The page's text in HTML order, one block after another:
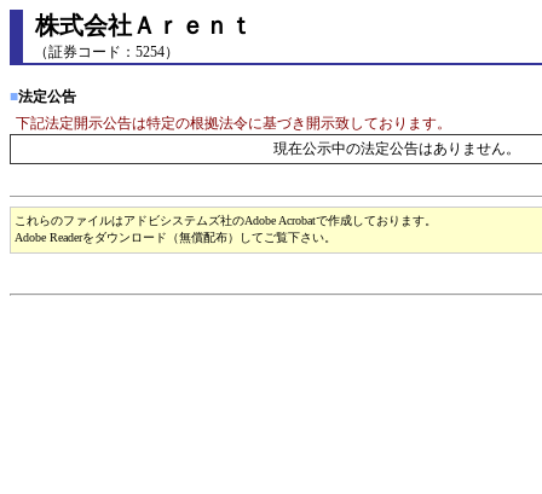
株式会社Ａｒｅｎｔ
（証券コード：5254）
■法定公告
下記法定開示公告は特定の根拠法令に基づき開示致しております。
現在公示中の法定公告はありません。
これらのファイルはアドビシステムズ社のAdobe Acrobatで作成しております。
Adobe Readerをダウンロード（無償配布）してご覧下さい。